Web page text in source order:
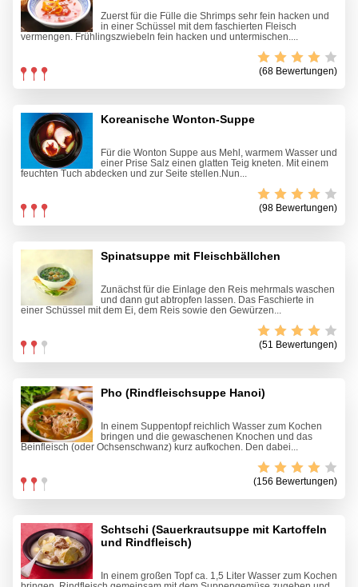
Zuerst für die Fülle die Shrimps sehr fein hacken und
in einer Schüssel mit dem faschierten Fleisch
vermengen. Frühlingszwiebeln fein hacken und untermischen....
(68 Bewertungen)
Koreanische Wonton-Suppe
Für die Wonton Suppe aus Mehl, warmem Wasser und
einer Prise Salz einen glatten Teig kneten. Mit einem
feuchten Tuch abdecken und zur Seite stellen.Nun...
(98 Bewertungen)
Spinatsuppe mit Fleischbällchen
Zunächst für die Einlage den Reis mehrmals waschen
und dann gut abtropfen lassen. Das Faschierte in
einer Schüssel mit dem Ei, dem Reis sowie den Gewürzen...
(51 Bewertungen)
Pho (Rindfleischsuppe Hanoi)
In einem Suppentopf reichlich Wasser zum Kochen
bringen und die gewaschenen Knochen und das
Beinfleisch (oder Ochsenschwanz) kurz aufkochen. Den dabei...
(156 Bewertungen)
Schtschi (Sauerkrautsuppe mit Kartoffeln
und Rindfleisch)
In einem großen Topf ca. 1,5 Liter Wasser zum Kochen